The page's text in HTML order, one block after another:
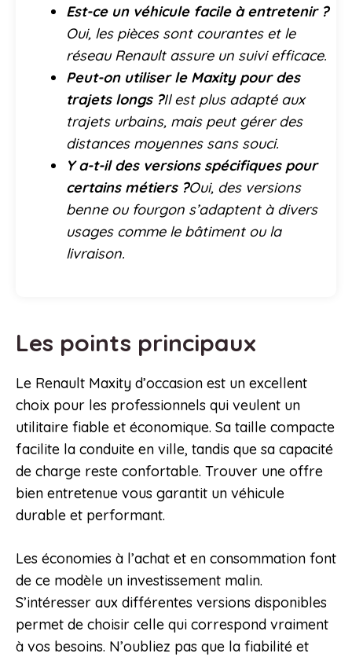
Est-ce un véhicule facile à entretenir ?
Oui, les pièces sont courantes et le
réseau Renault assure un suivi efficace.
Peut-on utiliser le Maxity pour des
trajets longs ?Il est plus adapté aux
trajets urbains, mais peut gérer des
distances moyennes sans souci.
Y a-t-il des versions spécifiques pour
certains métiers ?Oui, des versions
benne ou fourgon s’adaptent à divers
usages comme le bâtiment ou la
livraison.
Les points principaux
Le Renault Maxity d’occasion est un excellent
choix pour les professionnels qui veulent un
utilitaire fiable et économique. Sa taille compacte
facilite la conduite en ville, tandis que sa capacité
de charge reste confortable. Trouver une offre
bien entretenue vous garantit un véhicule
durable et performant.
Les économies à l’achat et en consommation font
de ce modèle un investissement malin.
S’intéresser aux différentes versions disponibles
permet de choisir celle qui correspond vraiment
à vos besoins. N’oubliez pas que la fiabilité et